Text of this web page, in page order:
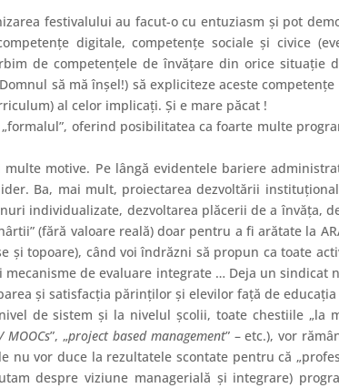
festivalului au facut-o cu entuziasm şi pot
digitale, competenţe sociale şi civice
de competenţele de învăţare din orice situaţie
să mă înşel!) să expliciteze aceste
al celor implicaţi. Şi e mare păcat !
oferind posibilitatea ca foarte multe
motive. Pe lângă evidentele bariere
Ba, mai mult, proiectarea dezvoltării
individualizate, dezvoltarea plăcerii de a învăţa,
(fără valoare reală) doar pentru a fi arătate la
şi topoare), când voi îndrăzni să propun ca toate
de evaluare integrate … Deja un sindicat
şi satisfacţia părinţilor şi elevilor faţă de
de sistem şi la nivelul şcolii, toate chestiile „la
MOOCs”, „project based management” – etc.), vor
vor duce la rezultatele scontate pentru că
despre viziune managerială şi integrare)